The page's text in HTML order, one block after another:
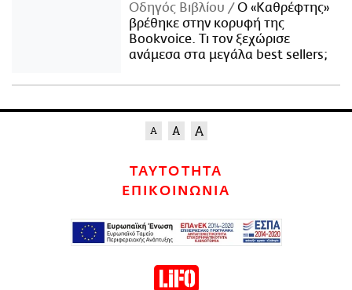
Οδηγός Βιβλίου
Ο «Καθρέφτης»
βρέθηκε στην κορυφή της
Bookvoice. Τι τον ξεχώρισε
ανάμεσα στα μεγάλα best sellers;
ΤΑΥΤΟΤΗΤΑ
ΕΠΙΚΟΙΝΩΝΙΑ